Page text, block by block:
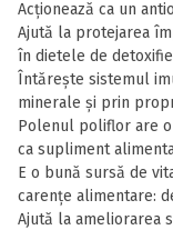
Acționează ca un
Ajută la protejarea
în dietele de
Întărește sistemul
minerale și prin
Polenul poliflor are
ca supliment
E o bună sursă de
carențe alimentare:
Ajută la ameliorarea